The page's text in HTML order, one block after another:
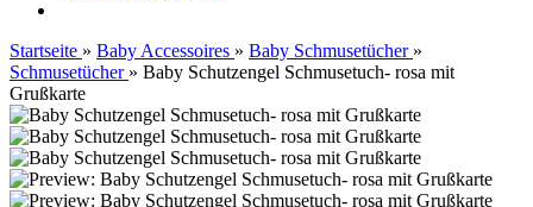
Startseite » Baby Accessoires » Baby Schmusetücher »
Schmusetücher » Baby Schutzengel Schmusetuch- rosa mit
Grußkarte